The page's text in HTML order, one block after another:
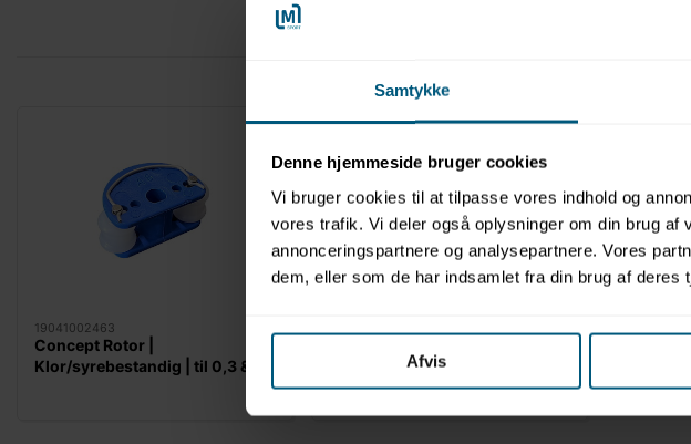
Samtykke
Denne hjemmeside bruger cookies
Vi bruger cookies til at tilpasse vores indhold og
vores trafik. Vi deler også oplysninger om din brug
annonceringspartnere og analysepartnere. Vores
dem, eller som de har indsamlet fra din brug af deres
Afvis
19041002463
Concept Rotor |
Klor/syrebestandig | til 0,3 & 1,3
420SMD V.2 | Concept